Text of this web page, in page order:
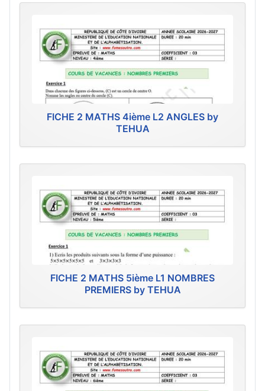
FICHE 2 MATHS 4ième L2 ANGLES by
TEHUA
FICHE 2 MATHS 5ième L1 NOMBRES
PREMIERS by TEHUA